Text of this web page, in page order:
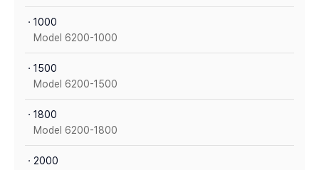
ㆍ1000
Model 6200-1000
ㆍ1500
Model 6200-1500
ㆍ1800
Model 6200-1800
ㆍ2000